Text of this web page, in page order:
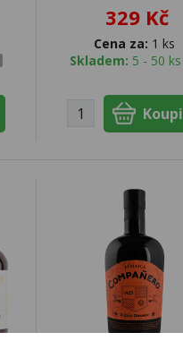
329 Kč
Cena za: 1 ks
Skladem: 5 - 50 ks